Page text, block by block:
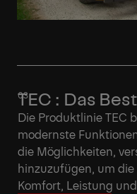
TEC : Das
Die Produktlinie TEC
modernste
die Möglichkeiten,
hinzuzufügen, um
Komfort, Leistung